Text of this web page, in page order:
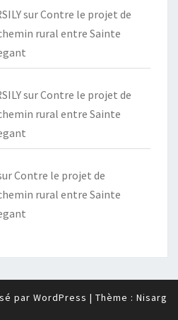
surContre le projet de
rural entre Sainte
surContre le projet de
rural entre Sainte
Contre le projet de
rural entre Sainte
par WordPress | Thème : Nisarg